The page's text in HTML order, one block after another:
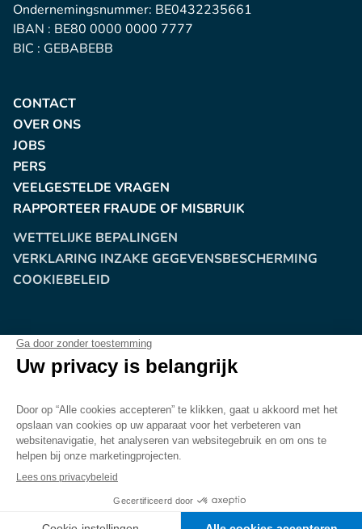
Ondernemingsnummer: BE0432235661
IBAN : BE80 0000 0000 7777
BIC : GEBABEBB
CONTACT
OVER ONS
JOBS
PERS
VEELGESTELDE VRAGEN
RAPPORTEER FRAUDE OF MISBRUIK
WETTELIJKE BEPALINGEN
VERKLARING INZAKE GEGEVENSBESCHERMING
COOKIEBELEID